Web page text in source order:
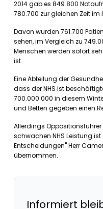
2014 gab es 849.800
780.700 zur gleichen Zeit im
Davon wurden 761.700
sehen, im Vergleich zu
Menschen werden sofort
ist.
Eine Abteilung der
dass der NHS ist
700.000.000 in diesem
und Betten gegeben einen
Allerdings
schwachen NHS Leistung ist
Entscheidungen" Herr
übernommen.
Informiert